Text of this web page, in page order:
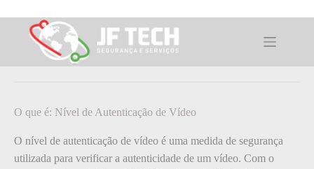
para
conteúdoO que é: Nível de Autenticação de
Vídeo
O que é: Nível de Autenticação de Vídeo
O nível de autenticação de vídeo é uma medida de segurança
utilizada para verificar a autenticidade de um vídeo. Com o